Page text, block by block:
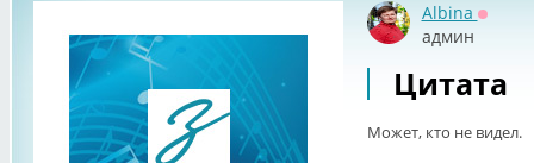
Albina
админ
Цитата
Может, кто не видел.